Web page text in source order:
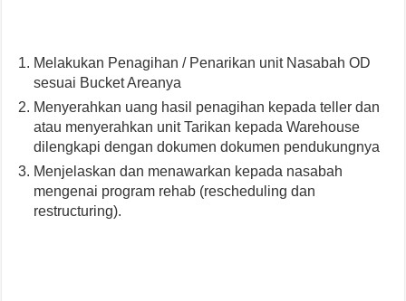
Melakukan Penagihan / Penarikan unit Nasabah OD
sesuai Bucket Areanya
Menyerahkan uang hasil penagihan kepada teller dan
atau menyerahkan unit Tarikan kepada Warehouse
dilengkapi dengan dokumen dokumen pendukungnya
Menjelaskan dan menawarkan kepada nasabah
mengenai program rehab (rescheduling dan
restructuring).